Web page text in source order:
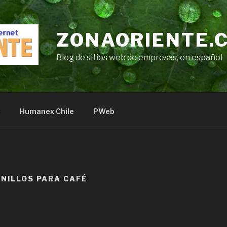
Blog de sitios web de empresas, en español
Humanex Chile PWeb
PARA CAFÉ